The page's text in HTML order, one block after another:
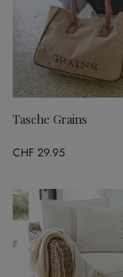
Tasche Grains
CHF 29.95